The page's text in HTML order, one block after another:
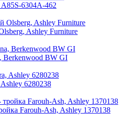
6304A-462
Ashley Furniture
Berkenwood BW GI
6280238
Farouh-Ash, Ashley 1370138